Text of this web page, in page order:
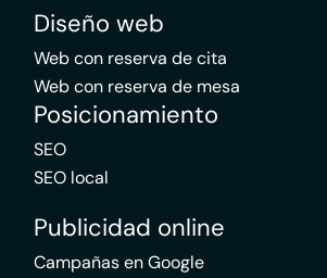
Diseño web
Web con reserva de cita
Web con reserva de mesa
Posicionamiento
SEO
SEO local
Publicidad online
Campañas en Google